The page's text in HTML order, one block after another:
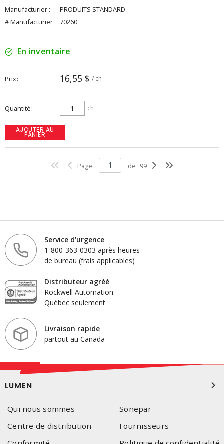
Manufacturier :
PRODUITS STANDARD
# Manufacturier : 70260
En inventaire
Prix 16,55 $ / ch
Quantité ch
AJOUTER AU
PANIER
Page de 99
Service d'urgence
1-800-363-0303 après heures
de bureau (frais applicables)
Distributeur agréé
Rockwell Automation
Québec seulement
Livraison rapide
partout au Canada
LUMEN
Qui nous sommes
Sonepar
Centre de distribution
Fournisseurs